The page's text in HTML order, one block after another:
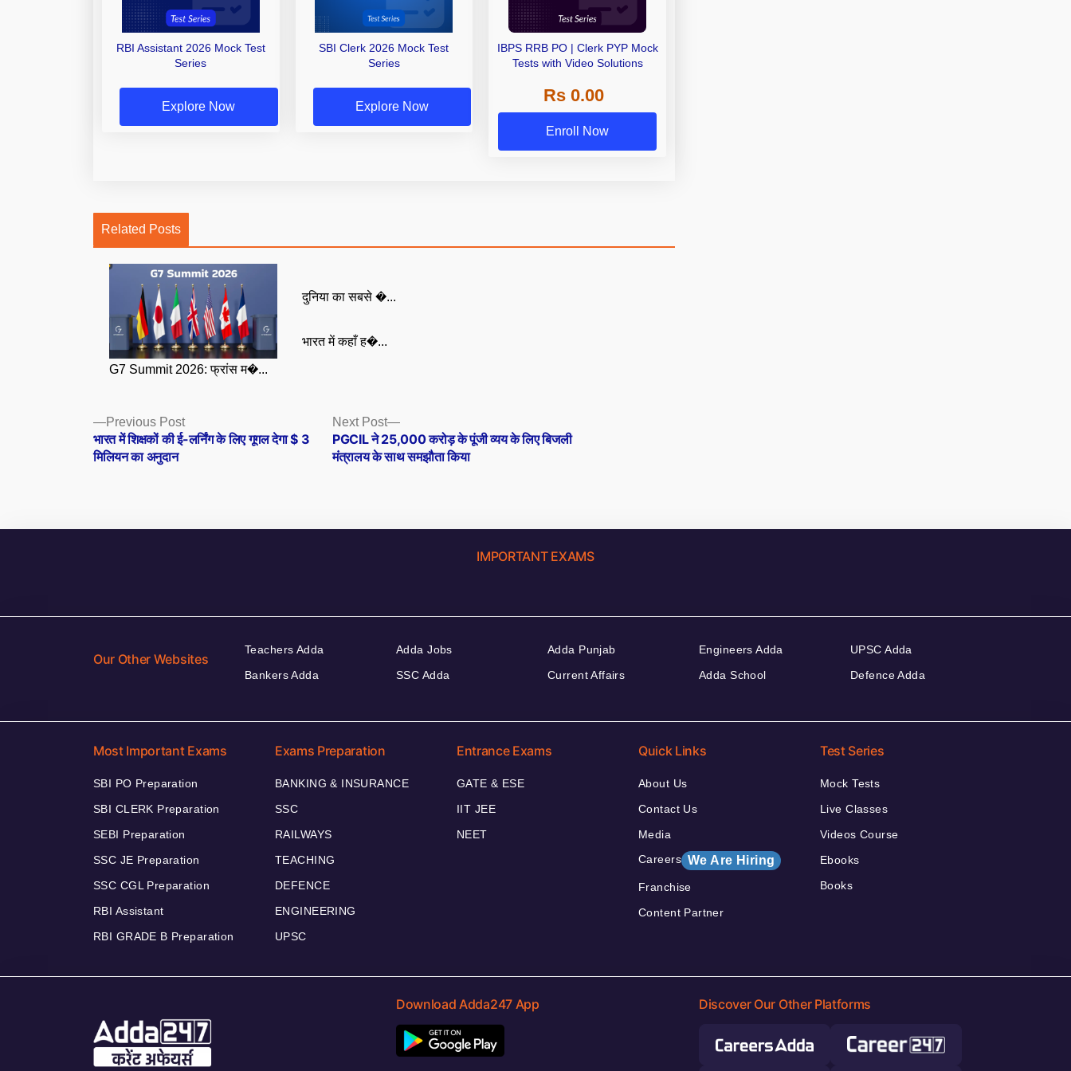
RBI Assistant 2026 Mock Test
Series
Explore Now
SBI Clerk 2026 Mock Test
Series
Explore Now
IBPS RRB PO | Clerk PYP Mock
Tests with Video Solutions
Rs 0.00
Enroll Now
Related Posts
G7 Summit 2026: फ्रांस म�...
दुनिया का सबसे �...
भारत में कहाँ ह�...
Posts
navigation
Previous PostPrevious
post:
भारत में शिक्षकों की ई-लर्निंग के लिए गूगल देगा $ 3
मिलियन का अनुदान
Next Post
Next
post:
PGCIL ने 25,000 करोड़ के पूंजी व्यय के लिए बिजली
मंत्रालय के साथ समझौता किया
IMPORTANT EXAMS
Our Other Websites
Teachers Adda
Bankers Adda
Adda Jobs
SSC Adda
Adda Punjab
Current Affairs
Engineers Adda
Adda School
UPSC Adda
Defence Adda
Most Important Exams
SBI PO Preparation
SBI CLERK Preparation
SEBI Preparation
SSC JE Preparation
SSC CGL Preparation
RBI Assistant
RBI GRADE B Preparation
Exams Preparation
BANKING & INSURANCE
SSC
RAILWAYS
TEACHING
DEFENCE
ENGINEERING
UPSC
Entrance Exams
GATE & ESE
IIT JEE
NEET
Quick Links
About Us
Contact Us
Media
Careers We Are Hiring
Franchise
Content Partner
Test Series
Mock Tests
Live Classes
Videos Course
Ebooks
Books
Download Adda247 App Discover Our Other Platforms